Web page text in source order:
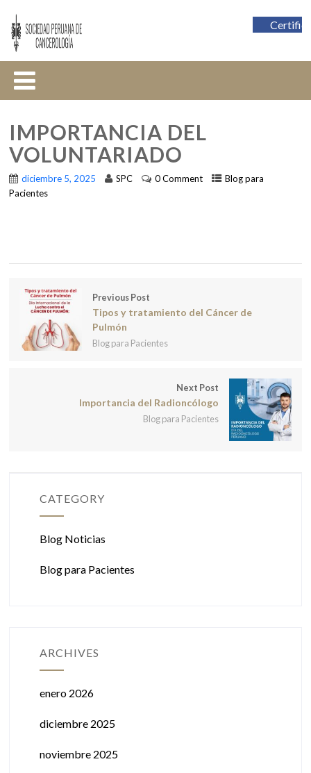
IMPORTANCIA DEL
VOLUNTARIADO
diciembre 5, 2025 SPC 0 Comment
Blog para
Pacientes
Previous Post
Tipos y tratamiento del Cáncer de
Pulmón
Blog para Pacientes
Next Post
Importancia del Radioncólogo
Blog para Pacientes
CATEGORY
Blog Noticias
Blog para Pacientes
ARCHIVES
enero 2026
diciembre 2025
noviembre 2025